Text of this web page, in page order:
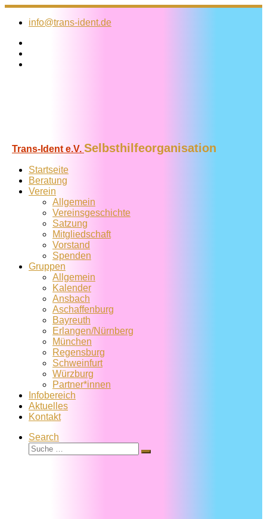
Zum
Inhalt
info@trans-ident.de
Trans-Ident e.V. Selbsthilfeorganisation
Startseite
Beratung
Verein
Allgemein
Vereins­geschichte
Satzung
Mitglied­schaft
Vorstand
Spenden
Gruppen
Allgemein
Kalender
Ansbach
Aschaffenburg
Bayreuth
Erlangen/Nürnberg
München
Regensburg
Schweinfurt
Würzburg
Partner*innen
Infobereich
Aktuelles
Kontakt
Search
Suche
Suche